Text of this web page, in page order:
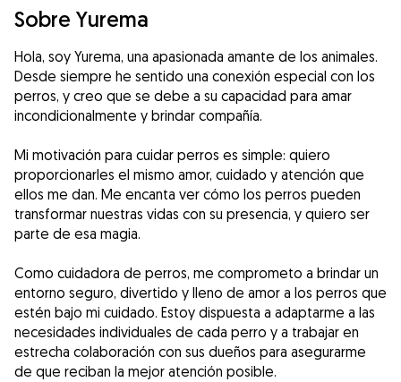
Sobre Yurema
Hola, soy Yurema, una apasionada amante de los animales.
Desde siempre he sentido una conexión especial con los
perros, y creo que se debe a su capacidad para amar
incondicionalmente y brindar compañía.
Mi motivación para cuidar perros es simple: quiero
proporcionarles el mismo amor, cuidado y atención que
ellos me dan. Me encanta ver cómo los perros pueden
transformar nuestras vidas con su presencia, y quiero ser
parte de esa magia.
Como cuidadora de perros, me comprometo a brindar un
entorno seguro, divertido y lleno de amor a los perros que
estén bajo mi cuidado. Estoy dispuesta a adaptarme a las
necesidades individuales de cada perro y a trabajar en
estrecha colaboración con sus dueños para asegurarme
de que reciban la mejor atención posible.